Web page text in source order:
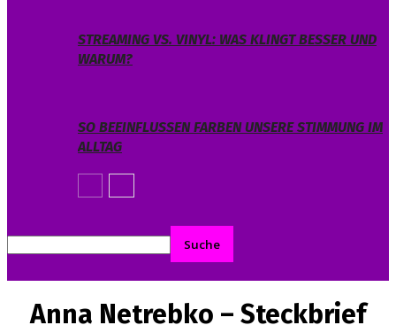
STREAMING VS. VINYL: WAS KLINGT BESSER UND
WARUM?
SO BEEINFLUSSEN FARBEN UNSERE STIMMUNG IM
ALLTAG
Anna Netrebko – Steckbrief